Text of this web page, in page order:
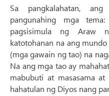
Sa pangkalahatan,
pangunahing mga
pagsisimula ng Araw
katotohanan na ang
(mga gawain ng tao) na
Na ang mga tao ay
mabubuti at masasama
hahatulan ng Diyos nang